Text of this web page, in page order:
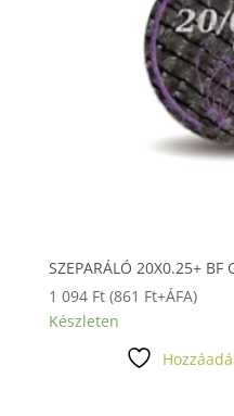
SZEPARÁLÓ 20X0.25+ BF
1 094 Ft (861 Ft+ÁFA)
Készleten